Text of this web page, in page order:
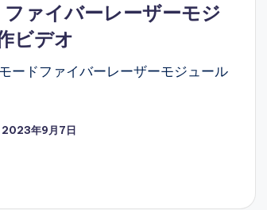
ァイバーレーザーモジ
ビデオ
ードファイバーレーザーモジュール
2023年9月7日